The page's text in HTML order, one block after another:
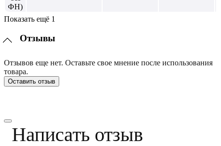
Показать ещё 1
Отзывы
Отзывов еще нет. Оставьте свое мнение после использования
товара.
Оставить отзыв
Написать отзыв